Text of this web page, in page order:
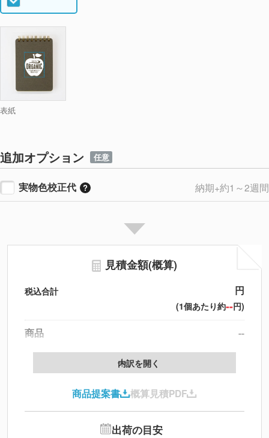
表紙
追加オプション 任意
実物色校正代 納期+約1～2週間
見積金額(概算)
税込合計 円
(1個あたり約--円)
商品
--
製版代
印刷代
北海道・沖縄・離島 別途
内訳を開く
商品提案書 概算見積PDF
出荷の目安